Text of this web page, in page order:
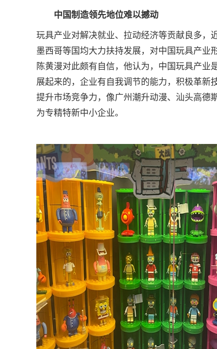
中国制造领先地位难以撼动
玩具产业对解决就业、拉动经济等贡献良多，
墨西哥等国均大力扶持发展，对中国玩具产业
陈黄漫对此颇有自信，他认为，中国玩具产业
展起来的，企业有自我调节的能力，积极革新
提升市场竞争力，像广州潮升动漫、汕头高德
为专精特新中小企业。